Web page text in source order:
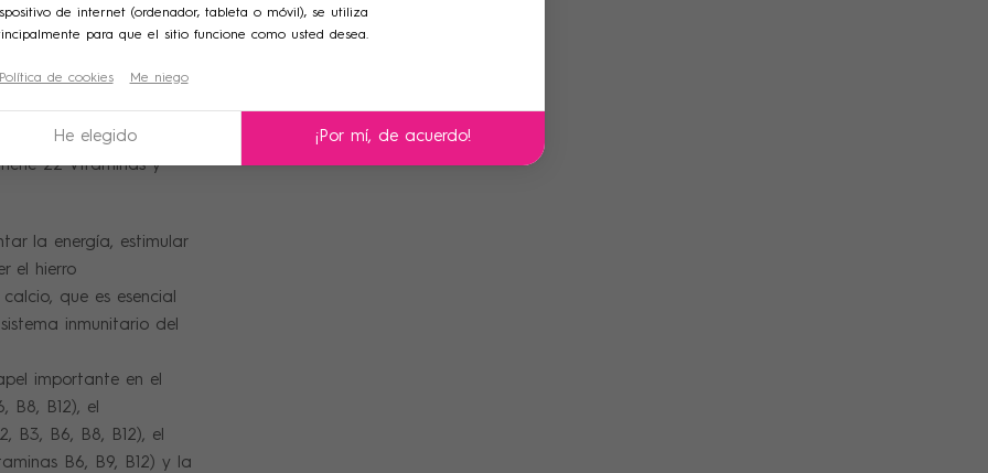
bebibles está
y fibra prebiótica de
vitaminas y
22 Vitaminas y
la energía, estimular
el hierro
que es esencial
inmunitario del
importante en el
B8, B12), el
B3, B6, B8, B12), el
B6, B9, B12) y la
una nueva lista
Iniciar sesión
de internet (ordenador, tableta o móvil), se utiliza
para que el sitio funcione como usted desea.
Política de cookies Me niego
He elegido ¡Por mí, de acuerdo!